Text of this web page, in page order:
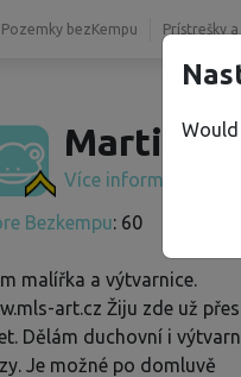
Pozemky bezKempu Prístrešky
Martina
Více informací
Bezkempu: 60
malířka a výtvarnice.
art.cz Žiju zde už přes
Dělám duchovní i
Je možné po domluvě
Would